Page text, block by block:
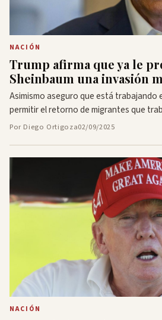
NACIÓN
Trump afirma que ya le
Sheinbaum una invasión
Asimismo aseguro que está trabajando
permitir el retorno de migrantes que
Por Diego Ortigoza02/09/2025
NACIÓN